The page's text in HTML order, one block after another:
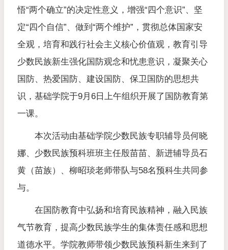
悟“两个确立”的决定性意义，增强“四个意识”、坚
定“四个自信”、做到“两个维护”，贯彻总体国家安
全观，培育和践行社会主义核心价值观，教育引导
少数民族新生强化国防观念和忧患意识，凝聚关心
国防、热爱国防、建设国防、保卫国防的思想共
识，基础学院于9月6日上午组织开展了国防教育第
一课。
本次活动由基础学院少数民族专职辅导员何晓
娜、少数民族预科班班主任殷苗苗、新进辅导员石
黄（苗族）、柳昭琰老师带队与58名预科生共同参
与。
在国防教育中弘扬和培育民族精神，融入民族
气节教育，提高少数民族学生的集体责任感和思想
道德水平。学院教师带领少数民族预科新生来到了